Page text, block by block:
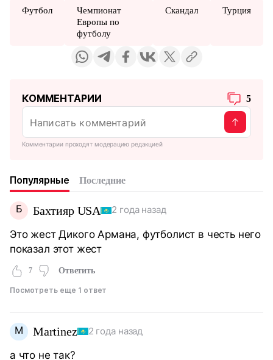
Футбол
Чемпионат
Европы по
футболу
Скандал Турция
КОММЕНТАРИИ 5
Комментарии проходят модерацию редакцией
Популярные Последние
Б Бахтияр USA 2 года назад
Это жест Дикого Армана, футболист в честь него
показал этот жест
7 Ответить
Посмотреть еще 1 ответ
M Martinez 2 года назад
а что не так?